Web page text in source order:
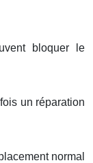
bloquer le
un réparation
normal